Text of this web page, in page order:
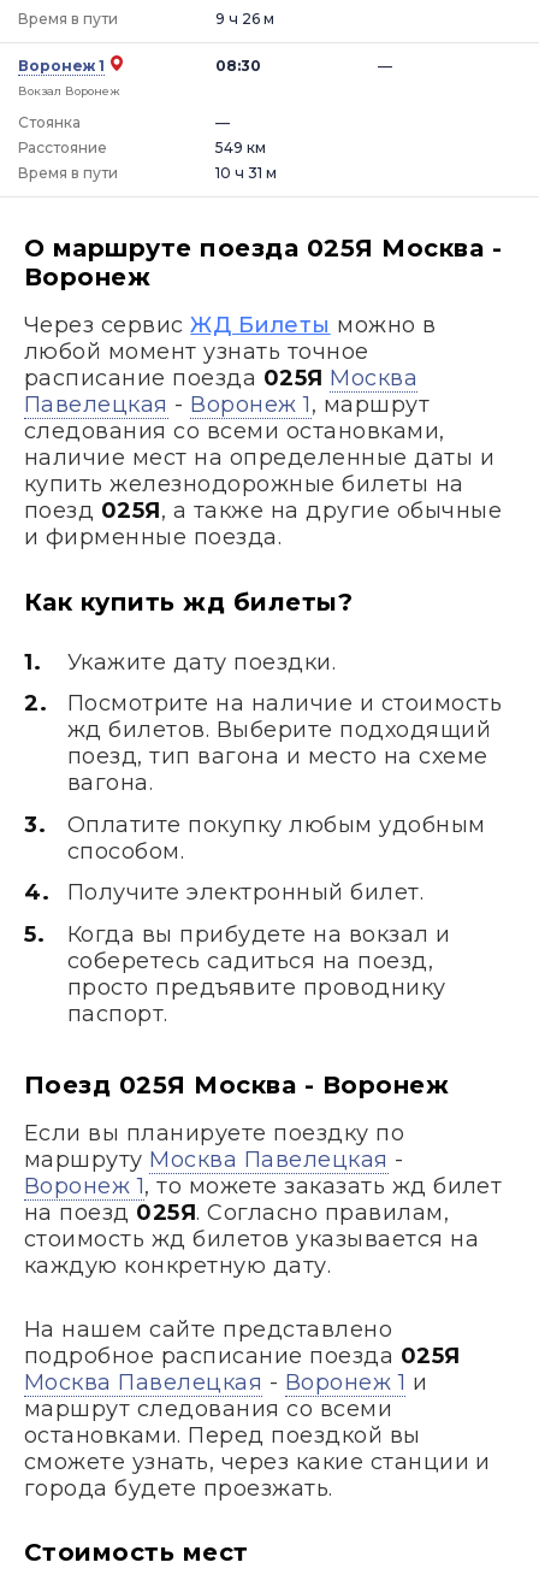
Время в пути
9 ч 26 м
Воронеж 1
Вокзал Воронеж
08:30
Стоянка —
—
Расстояние
549 км
Время в пути
10 ч 31 м
О маршруте поезда 025Я Москва -
Воронеж
Через сервисЖД Билеты можно в
любой момент узнать точное
расписание поезда 025Я Москва
Павелецкая - Воронеж 1, маршрут
следования со всеми остановками,
наличие мест на определенные даты и
купить железнодорожные билеты на
поезд 025Я, а также на другие обычные
и фирменные поезда.
Как купить жд билеты?
Укажите дату поездки.
Посмотрите на наличие и стоимость
жд билетов. Выберите подходящий
поезд, тип вагона и место на схеме
вагона.
Оплатите покупку любым удобным
способом.
Получите электронный билет.
Когда вы прибудете на вокзал и
соберетесь садиться на поезд,
просто предъявите проводнику
паспорт.
Поезд 025Я Москва - Воронеж
Если вы планируете поездку по
маршруту Москва Павелецкая -
Воронеж 1, то можете заказать жд билет
на поезд 025Я. Согласно правилам,
стоимость жд билетов указывается на
каждую конкретную дату.
На нашем сайте представлено
подробное расписание поезда 025Я
Москва Павелецкая - Воронеж 1 и
маршрут следования со всеми
остановками. Перед поездкой вы
сможете узнать, через какие станции и
города будете проезжать.
Стоимость мест